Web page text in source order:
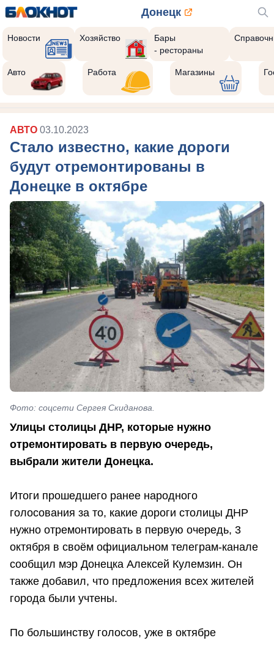
Донецк
Новости Хозяйство
Бары
- рестораны
Авто Работа Магазины
АВТО 03.10.2023
Стало известно, какие дороги
будут отремонтированы в
Донецке в октябре
Фото: соцсети Сергея Скиданова.
Улицы столицы ДНР, которые нужно
отремонтировать в первую очередь,
выбрали жители Донецка.
Итоги прошедшего ранее народного
голосования за то, какие дороги столицы ДНР
нужно отремонтировать в первую очередь, 3
октября в своём официальном телеграм-канале
сообщил мэр Донецка Алексей Кулемзин. Он
также добавил, что предложения всех жителей
города были учтены.
По большинству голосов, уже в октябре